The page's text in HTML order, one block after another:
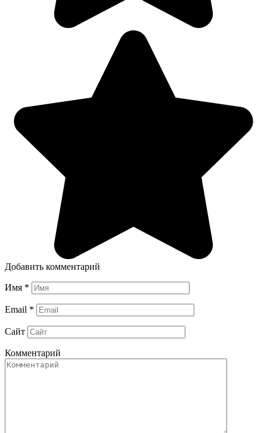
Добавить комментарий
Имя *
Email *
Сайт
Комментарий